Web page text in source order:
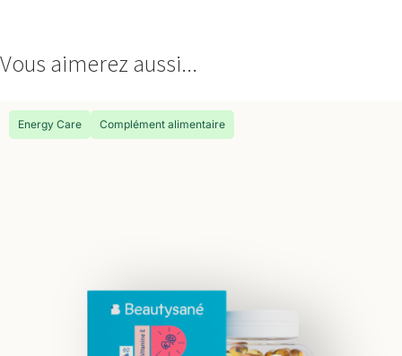
Vous aimerez aussi...
Energy Care Complément alimentaire